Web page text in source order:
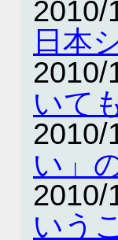
2010/
日本
2010/
いて
2010/
い」
2010/
いう